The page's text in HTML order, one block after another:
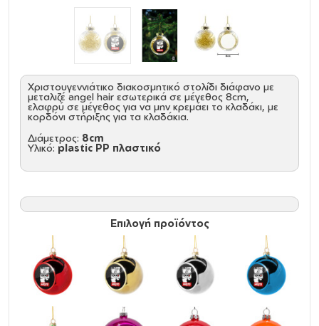
Χριστουγεννιάτικο διακοσμητικό στολίδι διάφανο με
μεταλιζέ angel hair εσωτερικά σε μέγεθος 8cm,
ελαφρύ σε μέγεθος για να μην κρεμάει το κλαδάκι, με
κορδόνι στήριξης για τα κλαδάκια.
Διάμετρος: 8cm
Υλικό: plastic PP πλαστικό
Επιλογή προϊόντος